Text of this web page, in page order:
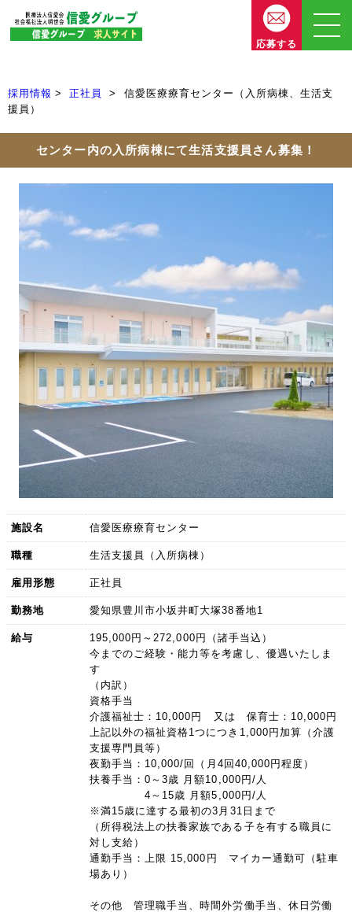
応募する
採用情報 正社員
信愛医療療育センター（入所病棟、生活支
援員）
センター内の入所病棟にて生活支援員さん募集！
施設名 信愛医療療育センター
職種 生活支援員（入所病棟）
雇用形態 正社員
勤務地 愛知県豊川市小坂井町大塚38番地1
給与
195,000円～272,000円（諸手当込）
今までのご経験・能力等を考慮し、優遇いたしま
す
（内訳）
資格手当
介護福祉士：10,000円 又は 保育士：10,000円
上記以外の福祉資格1つにつき1,000円加算（介護
支援専門員等）
夜勤手当：10,000/回（月4回40,000円程度）
扶養手当：0～3歳 月額10,000円/人
4～15歳 月額5,000円/人
※満15歳に達する最初の3月31日まで
（所得税法上の扶養家族である子を有する職員に
対し支給）
通勤手当：上限 15,000円 マイカー通勤可（駐車
場あり）
その他 管理職手当、時間外労働手当、休日労働